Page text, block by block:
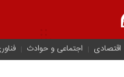
اقتصادی اجتماعی و حوادث